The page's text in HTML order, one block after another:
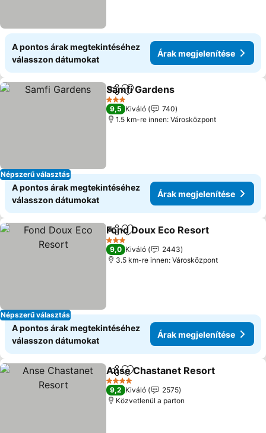
A pontos árak megtekintéséhez
válasszon dátumokat
Árak megjelenítése
Népszerű választás
MegosztásHozzáadás a kedvencekhez
Samfi Gardens
3 Kategória
9,5 Kiváló
740
1.5 km-re innen: Városközpont
A pontos árak megtekintéséhez
válasszon dátumokat
Árak megjelenítése
Népszerű választás
Megosztás
Hozzáadás a kedvencekhez
Fond Doux Eco Resort
3 Kategória
9,0 Kiváló
2443
3.5 km-re innen: Városközpont
A pontos árak megtekintéséhez
válasszon dátumokat
Árak megjelenítése
Megosztás
Hozzáadás a kedvencekhez
Anse Chastanet Resort
4 Kategória
9,2 Kiváló
2575
Közvetlenül a parton